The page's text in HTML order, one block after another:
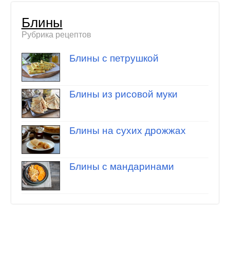
Блины
Рубрика рецептов
Блины с петрушкой
Блины из рисовой муки
Блины на сухих дрожжах
Блины с мандаринами